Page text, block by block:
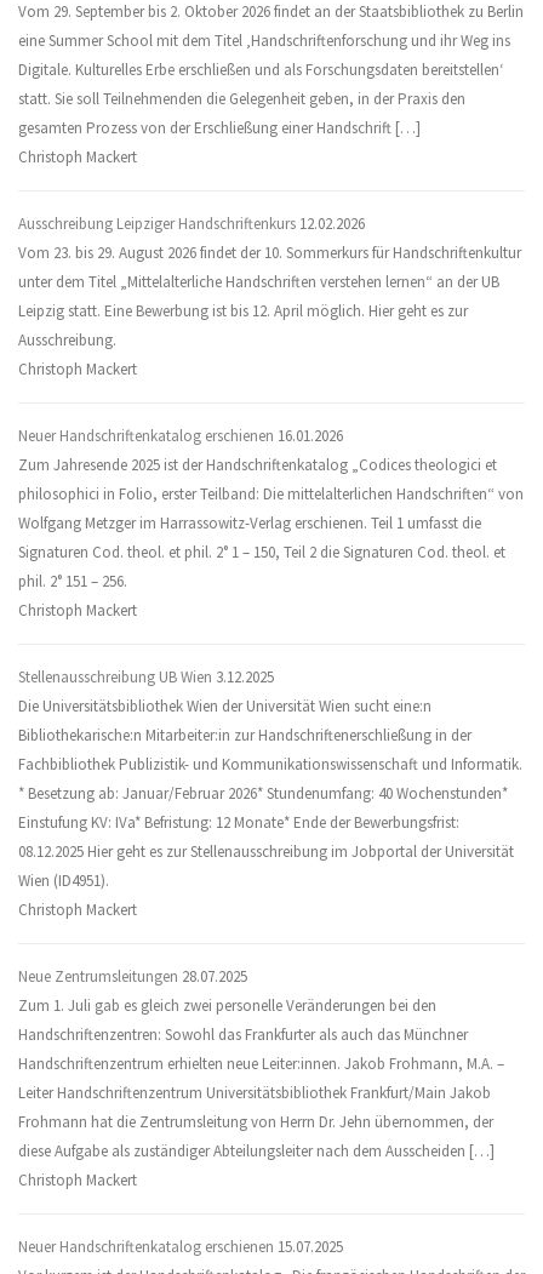
Vom 29. September bis 2. Oktober 2026 findet an der Staatsbibliothek zu Berlin
eine Summer School mit dem Titel ‚Handschriftenforschung und ihr Weg ins
Digitale. Kulturelles Erbe erschließen und als Forschungsdaten bereitstellen‘
statt. Sie soll Teilnehmenden die Gelegenheit geben, in der Praxis den
gesamten Prozess von der Erschließung einer Handschrift […]
Christoph Mackert
Ausschreibung Leipziger Handschriftenkurs 12.02.2026
Vom 23. bis 29. August 2026 findet der 10. Sommerkurs für Handschriftenkultur
unter dem Titel „Mittelalterliche Handschriften verstehen lernen“ an der UB
Leipzig statt. Eine Bewerbung ist bis 12. April möglich. Hier geht es zur
Ausschreibung.
Christoph Mackert
Neuer Handschriftenkatalog erschienen 16.01.2026
Zum Jahresende 2025 ist der Handschriftenkatalog „Codices theologici et
philosophici in Folio, erster Teilband: Die mittelalterlichen Handschriften“ von
Wolfgang Metzger im Harrassowitz-Verlag erschienen. Teil 1 umfasst die
Signaturen Cod. theol. et phil. 2° 1 – 150, Teil 2 die Signaturen Cod. theol. et
phil. 2° 151 – 256.
Christoph Mackert
Stellenausschreibung UB Wien 3.12.2025
Die Universitätsbibliothek Wien der Universität Wien sucht eine:n
Bibliothekarische:n Mitarbeiter:in zur Handschriftenerschließung in der
Fachbibliothek Publizistik- und Kommunikationswissenschaft und Informatik.
* Besetzung ab: Januar/Februar 2026* Stundenumfang: 40 Wochenstunden*
Einstufung KV: IVa* Befristung: 12 Monate* Ende der Bewerbungsfrist:
08.12.2025 Hier geht es zur Stellenausschreibung im Jobportal der Universität
Wien (ID4951).
Christoph Mackert
Neue Zentrumsleitungen 28.07.2025
Zum 1. Juli gab es gleich zwei personelle Veränderungen bei den
Handschriftenzentren: Sowohl das Frankfurter als auch das Münchner
Handschriftenzentrum erhielten neue Leiter:innen. Jakob Frohmann, M.A. –
Leiter Handschriftenzentrum Universitätsbibliothek Frankfurt/Main Jakob
Frohmann hat die Zentrumsleitung von Herrn Dr. Jehn übernommen, der
diese Aufgabe als zuständiger Abteilungsleiter nach dem Ausscheiden […]
Christoph Mackert
Neuer Handschriftenkatalog erschienen 15.07.2025